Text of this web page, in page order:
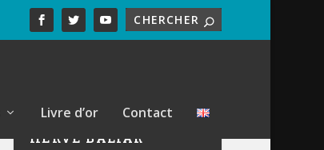
Livre d’or Contact
HERVÉ BALTAR